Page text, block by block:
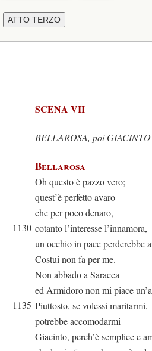
SCENA VII
BELLAROSA, poi GIACINTO
Bellarosa
Oh questo è pazzo vero;
quest’è perfetto avaro
che per poco denaro,
1130 cotanto l’interesse l’innamora,
un occhio in pace perderebbe
Costui non fa per me.
Non abbado a Saracca
ed Armidoro non mi piace
1135 Piuttosto, se volessi maritarmi,
potrebbe accomodarmi
Giacinto, perch’è semplice e